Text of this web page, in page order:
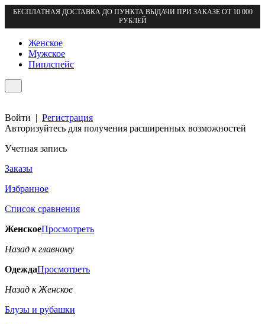
БЕСПЛАТНАЯ ДОСТАВКА ДО ПУНКТА ВЫДАЧИ ПРИ ЗАКАЗЕ ОТ 10 000
РУБЛЕЙ
Женское
Мужское
Пиплспейс
Войти | Регистрация
Авторизуйтесь для получения расширенных возможностей
Учетная запись
Заказы
Избранное
Список сравнения
ЖенскоеПросмотреть
Назад к главному
ОдеждаПросмотреть
Назад к Женское
Блузы и рубашки